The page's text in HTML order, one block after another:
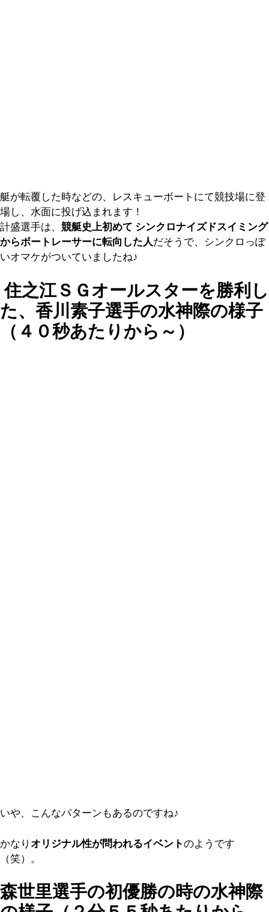
艇が転覆した時などの、レスキューボートにて競技場に登
場し、水面に投げ込まれます！
計盛選手は、 競艇史上初めて シンクロナイズドスイミング
からボートレーサーに転向した人だそうで、シンクロっぽ
いオマケがついていましたね♪
住之江ＳＧオールスターを勝利し
た、香川素子選手の水神際の様子
（４０秒あたりから～）
いや、こんなパターンもあるのですね♪
かなり オリジナル性が問われるイベントのようです
（笑）。
森世里選手の初優勝の時の水神際